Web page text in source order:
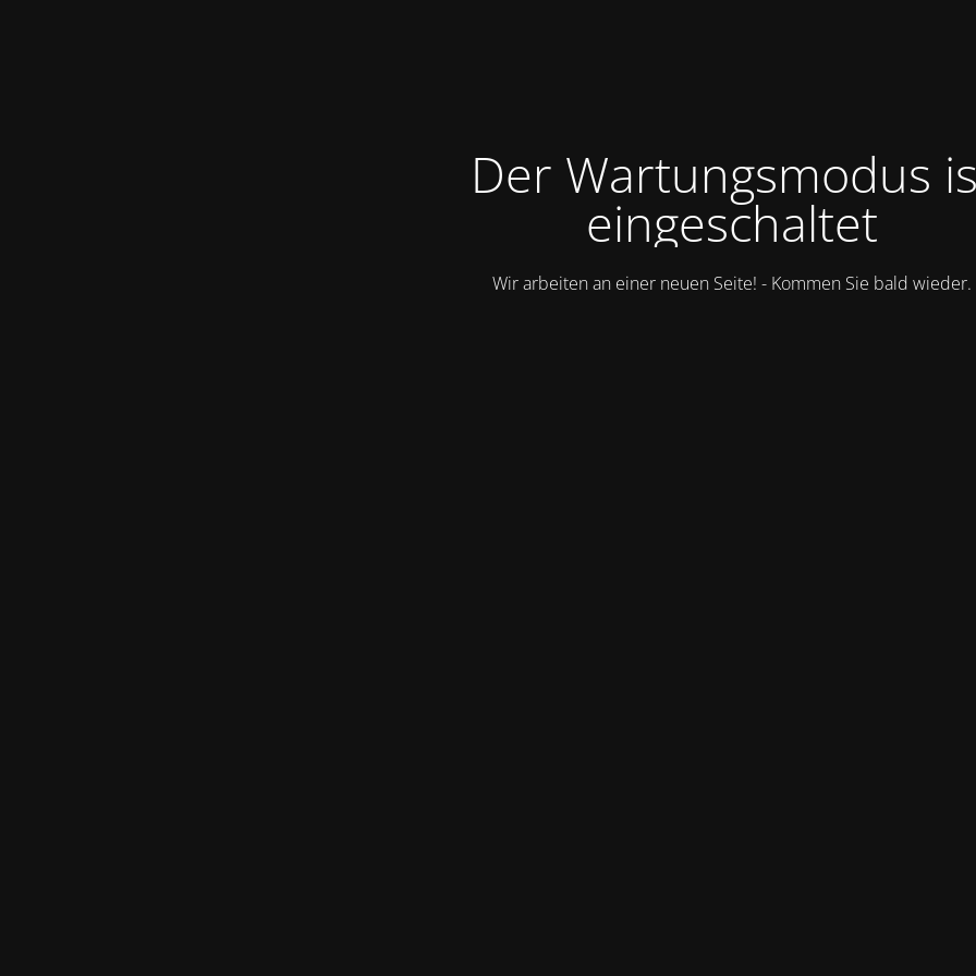
Der Wartungsmodus
eingeschaltet
Wir arbeiten an einer neuen Seite! - Kommen Sie bald wieder.